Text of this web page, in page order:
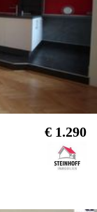
€ 1.290